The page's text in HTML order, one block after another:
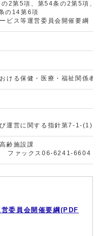
2第5項、第54条の2第5項、
の14第6項
ビス等運営委員会開催要綱
ける保健・医療・福祉関係者
び運営に関する指針第7-1-(1)イ
齢施設課
ファックス06-6241-6604
委員会開催要綱(PDF